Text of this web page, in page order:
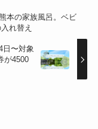
本の家族風呂。ベビ
れ替え
日〜対象
が4500